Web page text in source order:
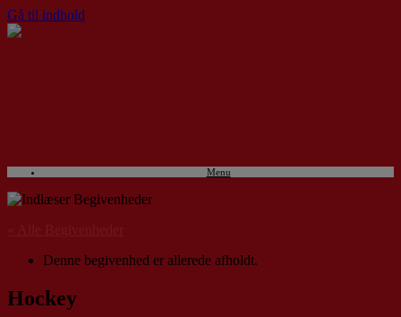
Gå til indhold
Menu
Denne begivenhed er allerede afholdt.
Hockey